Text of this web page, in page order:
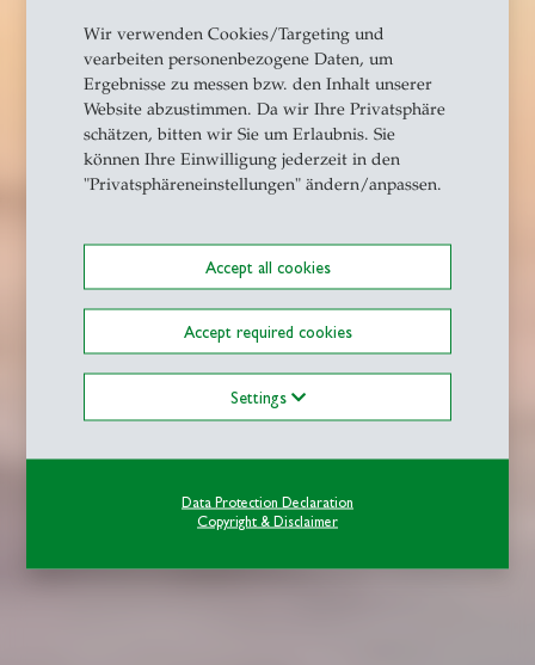
Wir verwenden Cookies/Targeting und
vearbeiten personenbezogene Daten, um
Ergebnisse zu messen bzw. den Inhalt unserer
Website abzustimmen. Da wir Ihre Privatsphäre
schätzen, bitten wir Sie um Erlaubnis. Sie
können Ihre Einwilligung jederzeit in den
"Privatsphäreneinstellungen" ändern/anpassen.
Accept all cookies
Accept required cookies
Settings
Data Protection Declaration
Copyright & Disclaimer